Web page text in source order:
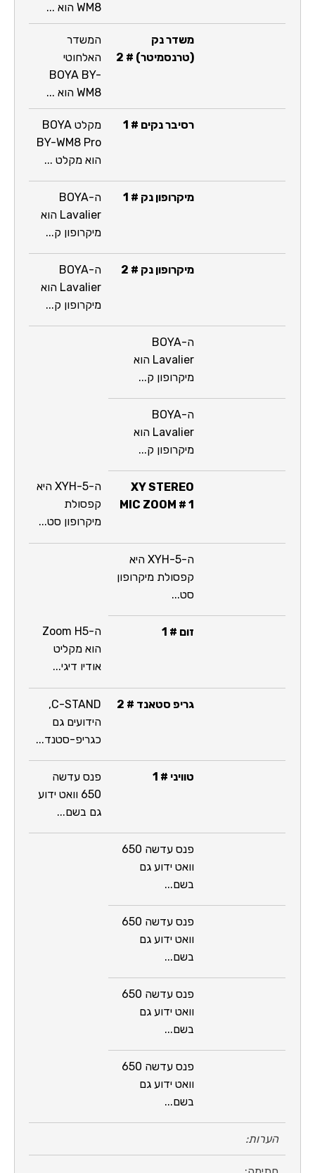
WM8 הוא ...
משדר נק
(טרנסמיטר) # 2
המשדר
האלחוטי
BOYA BY-
WM8 הוא ...
רסיבר נקים # 1
מקלט BOYA
BY-WM8 Pro
הוא מקלט ...
מיקרופון נק # 1
ה-BOYA
Lavalier הוא
מיקרופון ק...
מיקרופון נק # 2
ה-BOYA
Lavalier הוא
מיקרופון ק...
ה-BOYA
Lavalier הוא
מיקרופון ק...
ה-BOYA
Lavalier הוא
מיקרופון ק...
XY STEREO
MIC ZOOM # 1
ה-XYH-5 היא
קפסולת
מיקרופון סט...
ה-XYH-5 היא
קפסולת מיקרופון
סט...
זום # 1
ה-Zoom H5
הוא מקליט
אודיו דיגי...
גריפ סטאנד # 2
C-STAND,
הידועים גם
כגריפ-סטנד...
טוויני # 1
פנס עדשה
650 וואט ידוע
גם בשם...
פנס עדשה 650
וואט ידוע גם
בשם...
פנס עדשה 650
וואט ידוע גם
בשם...
פנס עדשה 650
וואט ידוע גם
בשם...
פנס עדשה 650
וואט ידוע גם
בשם...
הערות: